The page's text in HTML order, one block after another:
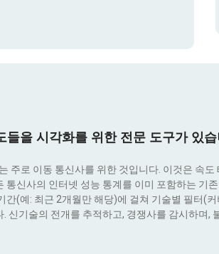
들을 시각화를 위한 전문 도구가 있
주로 이동 통신사를 위한 것입니다. 이것은 속
통신사의 인터넷 성능 통계를 이미 포함하는 기
간(예: 최근 2개월만 해당)에 걸쳐 기술별 필터(
. 신기술의 전개를 추적하고, 경쟁사를 감시하며,